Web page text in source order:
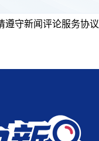
遵守新闻评论服务协议